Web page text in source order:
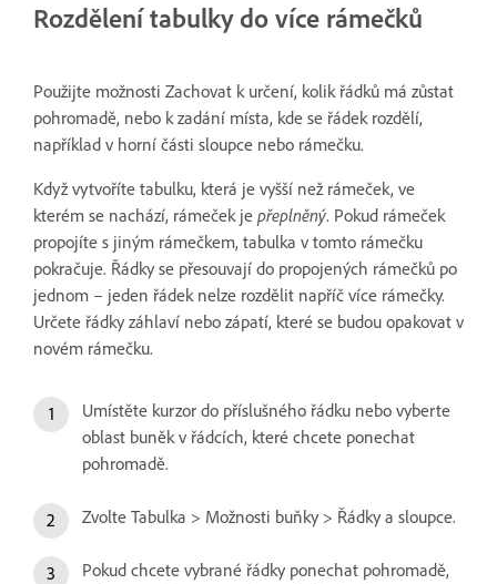
Rozdělení tabulky do více rámečků
Použijte možnosti Zachovat k určení, kolik řádků má zůstat
pohromadě, nebo k zadání místa, kde se řádek rozdělí,
například v horní části sloupce nebo rámečku.
Když vytvoříte tabulku, která je vyšší než rámeček, ve
kterém se nachází, rámeček je přeplněný. Pokud rámeček
propojíte s jiným rámečkem, tabulka v tomto rámečku
pokračuje. Řádky se přesouvají do propojených rámečků po
jednom – jeden řádek nelze rozdělit napříč více rámečky.
Určete řádky záhlaví nebo zápatí, které se budou opakovat v
novém rámečku.
Umístěte kurzor do příslušného řádku nebo vyberte
oblast buněk v řádcích, které chcete ponechat
pohromadě.
Zvolte Tabulka > Možnosti buňky > Řádky a sloupce.
Pokud chcete vybrané řádky ponechat pohromadě,